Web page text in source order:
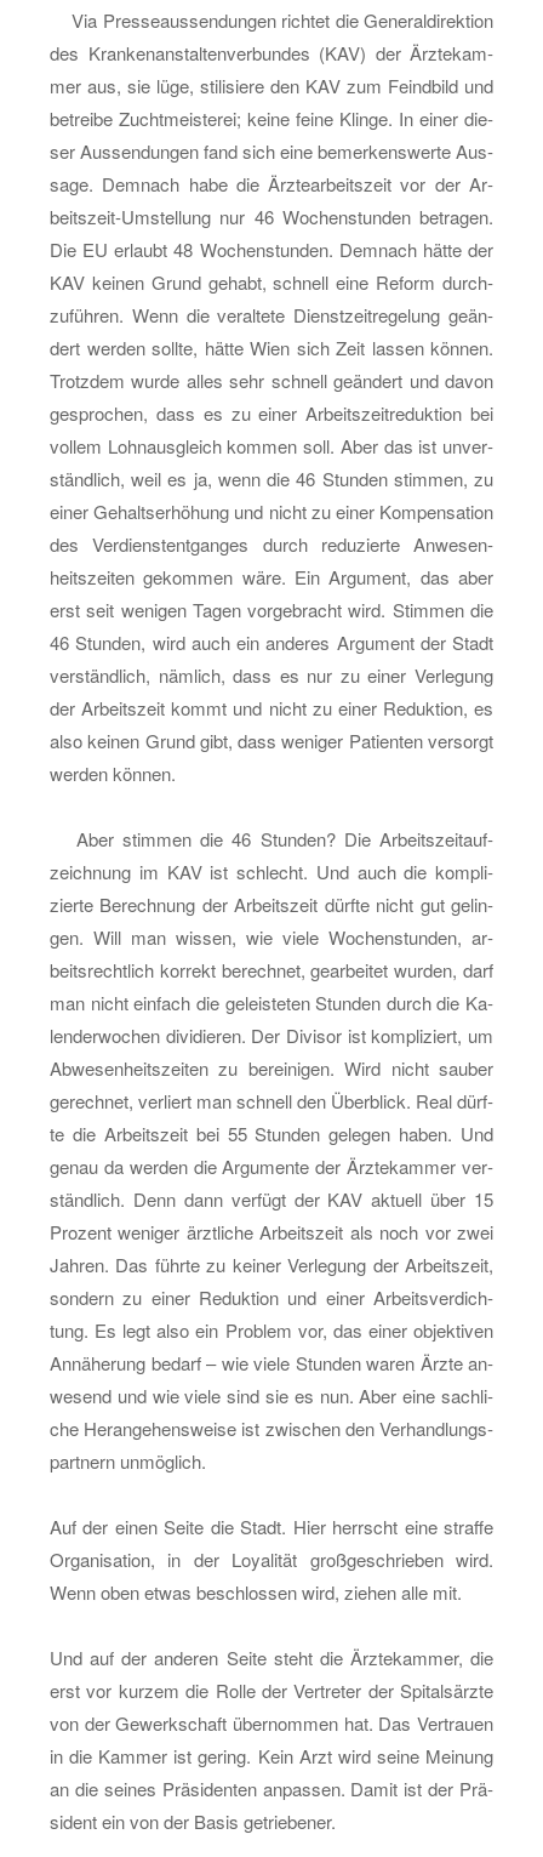
Wenn
zwei
strei­
ten:
Stadt
Wien
gegen
die
städ­
ti­
schen
Ärzte
Via Pres­se­aus­sen­dun­gen rich­tet die Ge­ne­ral­di­rek­ti­on
des Kran­ken­an­stal­ten­ver­bun­des (KAV) der Ärz­te­kam­
mer aus, sie lüge, sti­li­sie­re den KAV zum Feind­bild und
be­trei­be Zucht­meis­te­rei; keine feine Klin­ge. In einer die­
ser Aus­sen­dun­gen fand sich eine be­mer­kens­wer­te Aus­
sa­ge. Dem­nach habe die Ärz­tear­beits­zeit vor der Ar­
beits­zeit-Um­stel­lung nur 46 Wo­chen­stun­den be­tra­gen.
Die EU er­laubt 48 Wo­chen­stun­den. Dem­nach hätte der
KAV kei­nen Grund ge­habt, schnell eine Re­form durch­
zu­füh­ren. Wenn die ver­al­te­te Dienst­zeit­re­ge­lung ge­än­
dert wer­den soll­te, hätte Wien sich Zeit las­sen kön­nen.
Trotz­dem wurde alles sehr schnell ge­än­dert und davon
ge­spro­chen, dass es zu einer Ar­beits­zeit­re­duk­ti­on bei
vol­lem Lohn­aus­gleich kom­men soll. Aber das ist un­ver­
ständ­lich, weil es ja, wenn die 46 Stun­den stim­men, zu
einer Ge­halts­er­hö­hung und nicht zu einer Kom­pen­sa­ti­on
des Ver­dienst­ent­gan­ges durch re­du­zier­te An­we­sen­
heits­zei­ten ge­kom­men wäre. Ein Ar­gu­ment, das aber
erst seit we­ni­gen Tagen vor­ge­bracht wird. Stim­men die
46 Stun­den, wird auch ein an­de­res Ar­gu­ment der Stadt
ver­ständ­lich, näm­lich, dass es nur zu einer Ver­le­gung
der Ar­beits­zeit kommt und nicht zu einer Re­duk­ti­on, es
also kei­nen Grund gibt, dass we­ni­ger Pa­ti­en­ten ver­sorgt
wer­den kön­nen.
Aber stim­men die 46 Stun­den? Die Ar­beits­zeit­auf­
zeich­nung im KAV ist schlecht. Und auch die kom­pli­
zier­te Be­rech­nung der Ar­beits­zeit dürf­te nicht gut ge­lin­
gen. Will man wis­sen, wie viele Wo­chen­stun­den, ar­
beits­recht­lich kor­rekt be­rech­net, ge­ar­bei­tet wur­den, darf
man nicht ein­fach die ge­leis­te­ten Stun­den durch die Ka­
len­der­wo­chen di­vi­die­ren. Der Di­vi­sor ist kom­pli­ziert, um
Ab­we­sen­heits­zei­ten zu be­rei­ni­gen. Wird nicht sau­ber
ge­rech­net, ver­liert man schnell den Über­blick. Real dürf­
te die Ar­beits­zeit bei 55 Stun­den ge­le­gen haben. Und
genau da wer­den die Ar­gu­men­te der Ärz­te­kam­mer ver­
ständ­lich. Denn dann ver­fügt der KAV ak­tu­ell über 15
Pro­zent we­ni­ger ärzt­li­che Ar­beits­zeit als noch vor zwei
Jah­ren. Das führ­te zu kei­ner Ver­le­gung der Ar­beits­zeit,
son­dern zu einer Re­duk­ti­on und einer Ar­beits­ver­dich­
tung. Es legt also ein Pro­blem vor, das einer ob­jek­ti­ven
An­nä­he­rung be­darf – wie viele Stun­den waren Ärzte an­
we­send und wie viele sind sie es nun. Aber eine sach­li­
che Her­an­ge­hens­wei­se ist zwi­schen den Ver­hand­lungs­
part­nern un­mög­lich.
Auf der einen Seite die Stadt. Hier herrscht eine straf­fe
Or­ga­ni­sa­ti­on, in der Loya­li­tät groß­ge­schrie­ben wird.
Wenn oben etwas be­schlos­sen wird, zie­hen alle mit.
Und auf der an­de­ren Seite steht die Ärz­te­kam­mer, die
erst vor kur­zem die Rolle der Ver­tre­ter der Spi­tals­ärz­te
von der Ge­werk­schaft über­nom­men hat. Das Ver­trau­en
in die Kam­mer ist ge­ring. Kein Arzt wird seine Mei­nung
an die sei­nes Prä­si­den­ten an­pas­sen. Damit ist der Prä­
si­dent ein von der Basis ge­trie­be­ner.